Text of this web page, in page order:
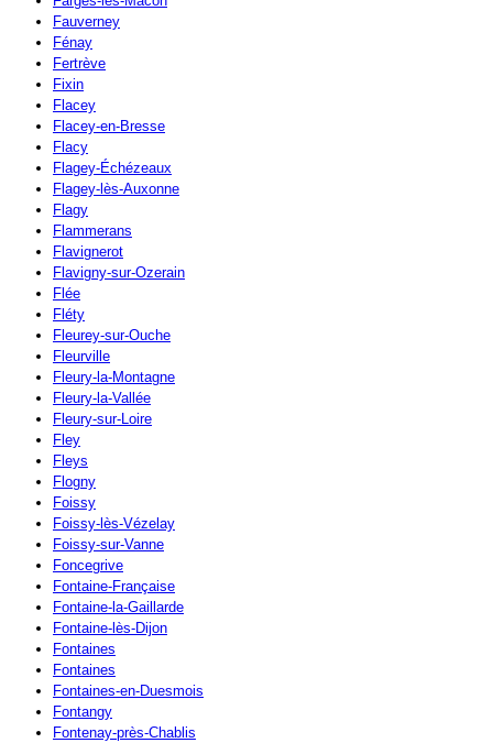
Fauverney
Fénay
Fertrève
Fixin
Flacey
Flacey-en-Bresse
Flacy
Flagey-Échézeaux
Flagey-lès-Auxonne
Flagy
Flammerans
Flavignerot
Flavigny-sur-Ozerain
Flée
Fléty
Fleurey-sur-Ouche
Fleurville
Fleury-la-Montagne
Fleury-la-Vallée
Fleury-sur-Loire
Fley
Fleys
Flogny
Foissy
Foissy-lès-Vézelay
Foissy-sur-Vanne
Foncegrive
Fontaine-Française
Fontaine-la-Gaillarde
Fontaine-lès-Dijon
Fontaines
Fontaines
Fontaines-en-Duesmois
Fontangy
Fontenay-près-Chablis